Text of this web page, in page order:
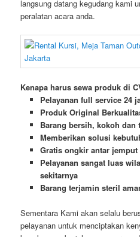
langsung datang kegudang kami
peralatan acara anda.
Kenapa harus sewa produk di
Pelayanan full service 24
Produk Original
Barang bersih, kokoh dan
Memberikan solusi
Gratis ongkir antar
Pelayanan sangat luas
sekitarnya
Barang terjamin steril
Sementara Kami akan selalu
pelayanan untuk menciptakan